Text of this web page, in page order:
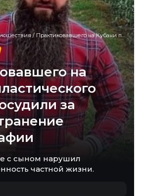
/ Практиковавшего на Кубани пластического хирурга осудили за распространение порнографии
на
за
с сыном нарушил
частной жизни.